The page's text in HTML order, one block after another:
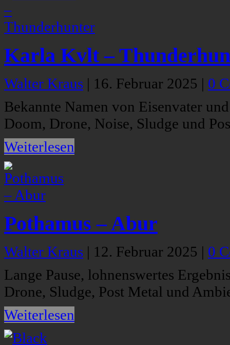
Karla Kvlt –
Walter Kraus | 16. Februar 2025 | 0
Bekannte Namen von Eisenvater
Doom, Drone, Noise, Sludge und
Weiterlesen
Pothamus – Abur
Walter Kraus | 12. Februar 2025 | 0
Lange Pause, lohnenswertes
Drone, Sludge, Post Metal und
Weiterlesen